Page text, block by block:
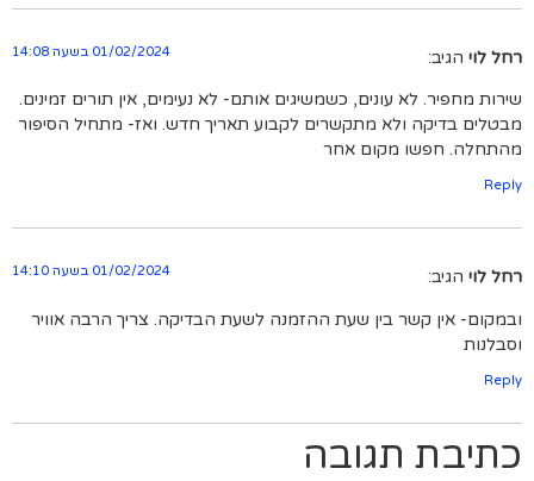
רחל לוי הגיב: 01/02/2024 בשעה 14:08
שירות מחפיר. לא עונים, כשמשיגים אותם- לא נעימים, אין תורים זמינים.
מבטלים בדיקה ולא מתקשרים לקבוע תאריך חדש. ואז- מתחיל הסיפור
מהתחלה. חפשו מקום אחר
Reply
רחל לוי הגיב: 01/02/2024 בשעה 14:10
ובמקום- אין קשר בין שעת ההזמנה לשעת הבדיקה. צריך הרבה אוויר
וסבלנות
Reply
כתיבת תגובה